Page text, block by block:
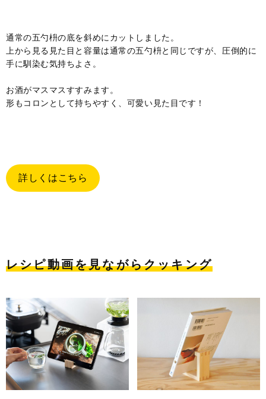
通常の五勺枡の底を斜めにカットしました。
上から見る見た目と容量は通常の五勺枡と同じですが、圧倒的に
手に馴染む気持ちよさ。
お酒がマスマスすすみます。
形もコロンとして持ちやすく、可愛い見た目です！
詳しくはこちら
レシピ動画を見ながらクッキング